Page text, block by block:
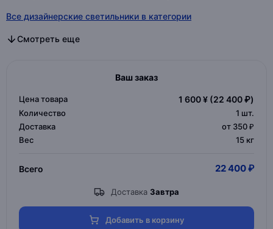
Все дизайнерские светильники в категории
Все в стиле минимализм в категории
Все подвесные светильники в категории
Смотреть еще
Ваш заказ
Цена товара 1 600 ¥ (22 400 ₽)
Количество 1 шт.
Доставка
от 350 ₽
Вес
15 кг
Всего 22 400 ₽
Доставка Завтра
Добавить в корзину